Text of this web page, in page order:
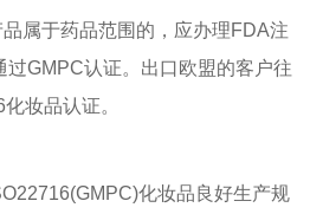
于药品范围的，应办理FDA注
过GMPC认证。出口欧盟的客户往
妆品认证。
化妆品良好生产规